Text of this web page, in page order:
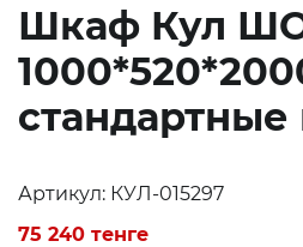
Шкаф Кул
стандартные
Артикул: КУЛ-015297
75 240 тенге